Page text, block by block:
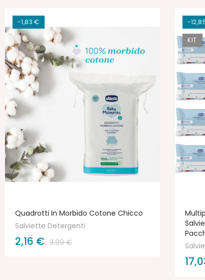
-1,83 €
Quadrotti In Morbido Cotone Chicco
Salviette Detergenti
2,16 € 3,99 €
-
KIT